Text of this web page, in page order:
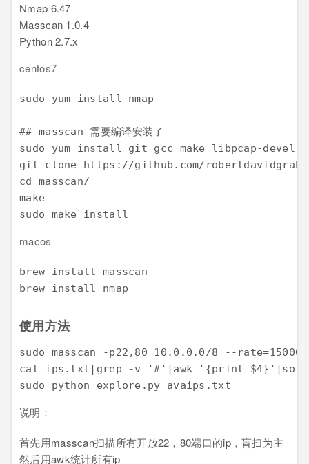
Nmap 6.47
Masscan 1.0.4
Python 2.7.x
centos7
sudo yum install nmap
## masscan 需要编译安装了
sudo yum install git gcc make libpcap-devel
git clone https://github.com/
cd masscan/
make
sudo make install
macos
brew install masscan
brew install nmap
使用方法
sudo masscan -p22,80 10.0.0.0/8 --
cat ips.txt|grep -v '#'|awk '{print
sudo python explore.py avaips.txt
说明：
首先用masscan扫描所有开放22，80端口的ip，盲扫为主
然后用awk统计所有ip